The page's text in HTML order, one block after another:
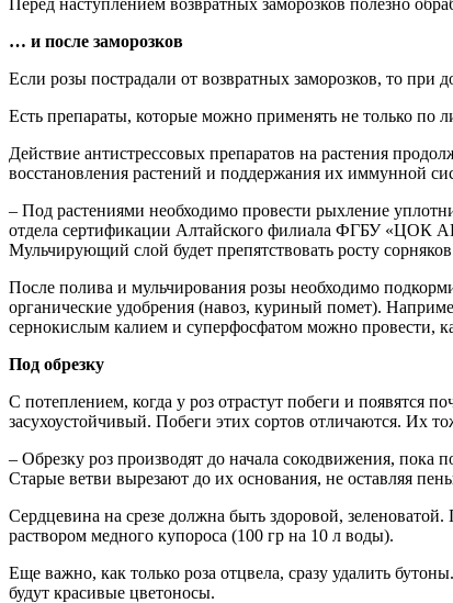
… и после заморозков
Если розы пострадали от возвратных заморозков, то при
Есть препараты, которые можно применять не только по
Действие антистрессовых препаратов на растения
восстановления растений и поддержания их иммунной
– Под растениями необходимо провести рыхление
отдела сертификации Алтайского филиала ФГБУ «ЦОК
Мульчирующий слой будет препятствовать росту
После полива и мульчирования розы необходимо
органические удобрения (навоз, куриный помет).
сернокислым калием и суперфосфатом можно провести,
Под обрезку
С потеплением, когда у роз отрастут побеги и
засухоустойчивый. Побеги этих сортов отличаются. Их
– Обрезку роз производят до начала сокодвижения,
Старые ветви вырезают до их основания, не оставляя
Сердцевина на срезе должна быть здоровой,
раствором медного купороса (100 гр на 10 л воды).
Еще важно, как только роза отцвела, сразу удалить
будут красивые цветоносы.